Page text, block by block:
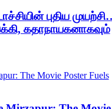
புதிய
கதாநாயகனாகவும்